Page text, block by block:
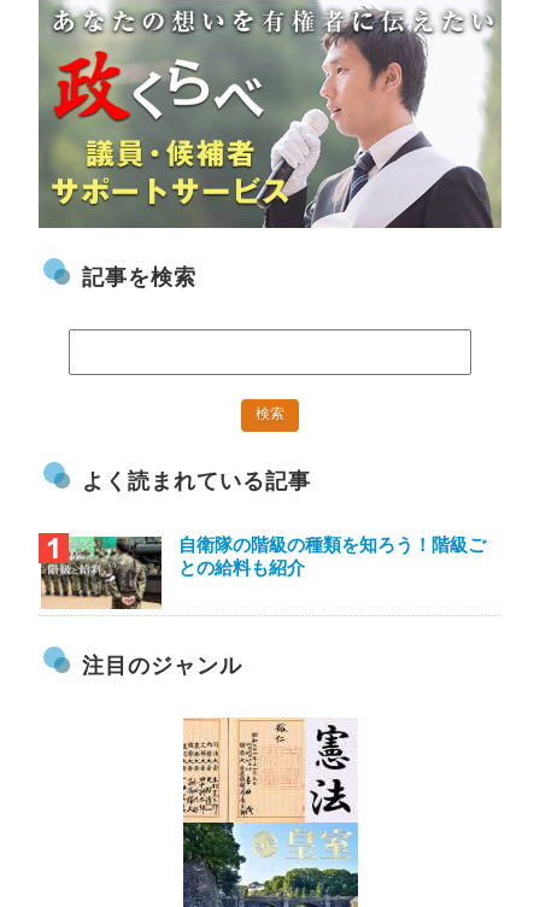
記事を検索
よく読まれている記事
自衛隊の階級の種類を知ろう！階級ご
との給料も紹介
注目のジャンル